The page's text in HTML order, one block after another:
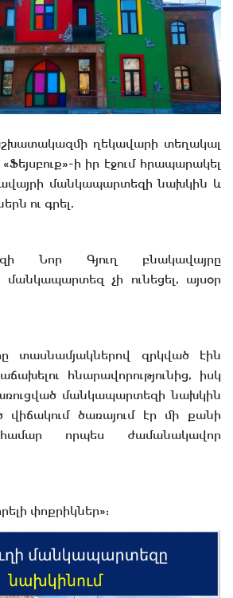
ղեկավարի տեղակալ
ի իր էջում հրապարակել
մանկապարտեզի նախկին և
ու գրել.
Նոր Գյուղ բնակավայրը
մանկապարտեզ չի ունեցել, այսօր
տասնամյակներով զրկված էին
հնարավորությունից, իսկ
մանկապարտեզի նախկին
վիճակում ծառայում էր մի քանի
որպես ժամանակավոր
փոքրիկներ»: